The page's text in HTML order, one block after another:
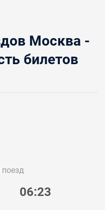
Москва -
билетов
06:23